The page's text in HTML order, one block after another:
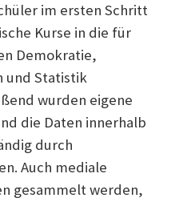
im ersten Schritt
Kurse in die für
Demokratie,
und Statistik
wurden eigene
die Daten innerhalb
durch
Auch mediale
gesammelt werden,